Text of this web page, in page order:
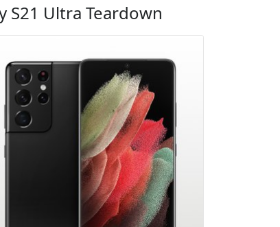
S21 Ultra Teardown